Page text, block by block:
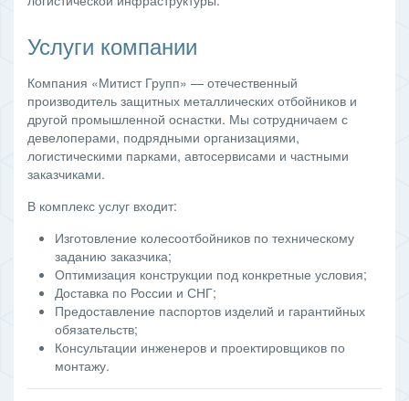
Услуги компании
Компания «Митист Групп» — отечественный
производитель защитных металлических отбойников и
другой промышленной оснастки. Мы сотрудничаем с
девелоперами, подрядными организациями,
логистическими парками, автосервисами и частными
заказчиками.
В комплекс услуг входит:
Изготовление колесоотбойников по техническому
заданию заказчика;
Оптимизация конструкции под конкретные условия;
Доставка по России и СНГ;
Предоставление паспортов изделий и гарантийных
обязательств;
Консультации инженеров и проектировщиков по
монтажу.